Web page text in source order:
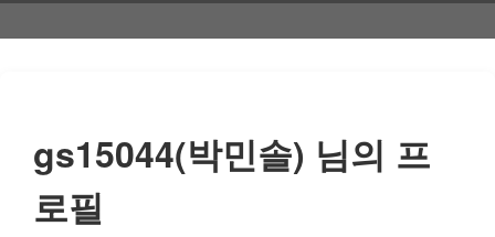
gs15044(박민솔) 님의 프
로필